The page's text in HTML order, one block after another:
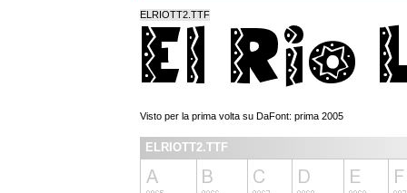
ELRIOTT2.TTF
Visto per la prima volta su DaFont: prima 2005
ELRIOTT2.TTF